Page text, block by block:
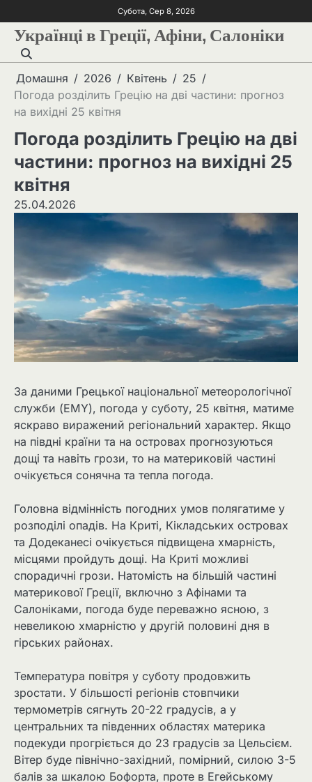
Субота, Сер 8, 2026
Українці в Греції, Афіни, Салоніки
Домашня 2026 Квітень
25
Погода розділить Грецію на дві частини: прогноз
на вихідні 25 квітня
Погода розділить Грецію на дві
частини: прогноз на вихідні 25
квітня
25.04.2026
За даними Грецької національної метеорологічної
служби (EMY), погода у суботу, 25 квітня, матиме
яскраво виражений регіональний характер. Якщо
на півдні країни та на островах прогнозуються
дощі та навіть грози, то на материковій частині
очікується сонячна та тепла погода.
Головна відмінність погодних умов полягатиме у
розподілі опадів. На Криті, Кікладських островах
та Додеканесі очікується підвищена хмарність,
місцями пройдуть дощі. На Криті можливі
спорадичні грози. Натомість на більшій частині
материкової Греції, включно з Афінами та
Салоніками, погода буде переважно ясною, з
невеликою хмарністю у другій половині дня в
гірських районах.
Температура повітря у суботу продовжить
зростати. У більшості регіонів стовпчики
термометрів сягнуть 20-22 градусів, а у
центральних та південних областях материка
подекуди прогріється до 23 градусів за Цельсієм.
Вітер буде північно-західний, помірний, силою 3-5
балів за шкалою Бофорта, проте в Егейському